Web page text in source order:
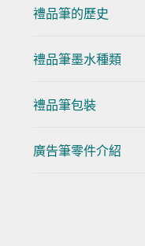
禮品筆的歷史
禮品筆墨水種類
禮品筆包裝
廣告筆零件介紹